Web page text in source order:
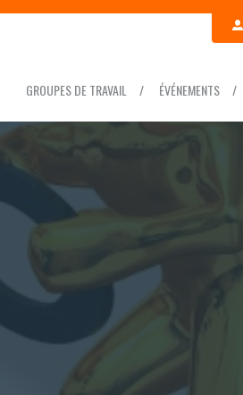
GROUPES DE TRAVAIL ÉVÉNEMENTS